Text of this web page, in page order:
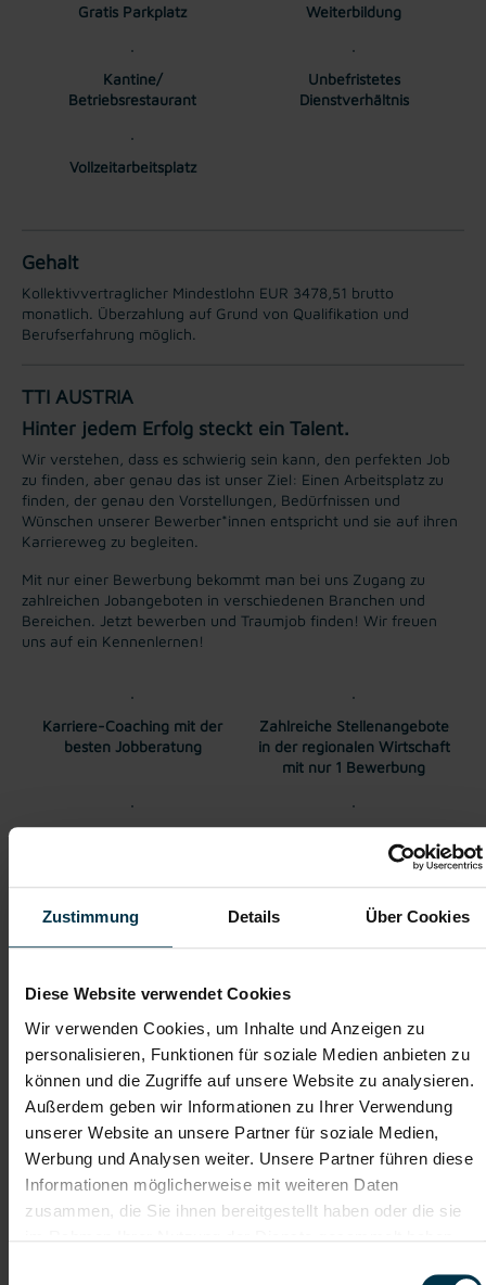
Zustimmung Details Über Cookies
Diese Website verwendet Cookies
Wir verwenden Cookies, um Inhalte und Anzeigen zu
personalisieren, Funktionen für soziale Medien anbieten zu
können und die Zugriffe auf unsere Website zu analysieren.
Außerdem geben wir Informationen zu Ihrer Verwendung
unserer Website an unsere Partner für soziale Medien,
Werbung und Analysen weiter. Unsere Partner führen diese
Informationen möglicherweise mit weiteren Daten
zusammen, die Sie ihnen bereitgestellt haben oder die sie
Gratis Parkplatz Weiterbildung
Kantine/
Betriebsrestaurant
Unbefristetes
Dienstverhältnis
Vollzeitarbeitsplatz
Gehalt
Kollektivvertraglicher Mindestlohn EUR 3478,51 brutto
monatlich. Überzahlung auf Grund von Qualifikation und
Berufserfahrung möglich.
TTI AUSTRIA
Hinter jedem Erfolg steckt ein Talent.
Wir verstehen, dass es schwierig sein kann, den perfekten Job
zu finden, aber genau das ist unser Ziel: Einen Arbeitsplatz zu
finden, der genau den Vorstellungen, Bedürfnissen und
Wünschen unserer Bewerber*innen entspricht und sie auf ihren
Karriereweg zu begleiten.
Mit nur einer Bewerbung bekommt man bei uns Zugang zu
zahlreichen Jobangeboten in verschiedenen Branchen und
Bereichen. Jetzt bewerben und Traumjob finden! Wir freuen
uns auf ein Kennenlernen!
Karriere-Coaching mit der
besten Jobberatung
Zahlreiche Stellenangebote
in der regionalen Wirtschaft
mit nur 1 Bewerbung
Soziale Absicherung durch
Tolle Aus- und
Weiterbildungsangebote
sowie Aufstiegsmöglichkeiten
Betriebschlosser:In in Voitsberg mit dem Schwerpunkt
Produktionsanlagen Vollzeit (m/w/d)
ab EUR 17,50
Vollzeit